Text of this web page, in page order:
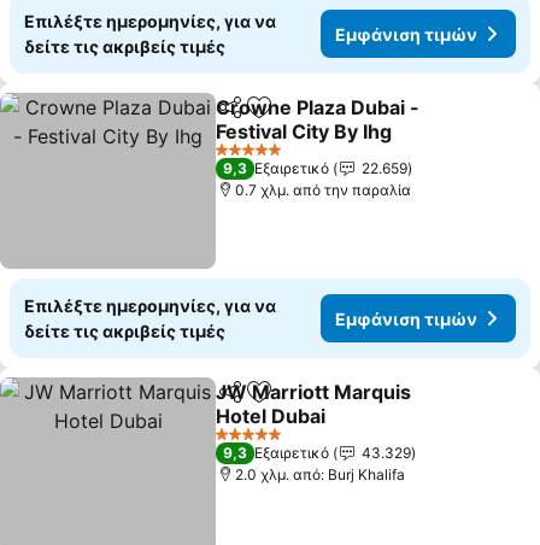
Επιλέξτε ημερομηνίες, για να
δείτε τις ακριβείς τιμές
Εμφάνιση τιμών
Κοινοποίηση
Προσθήκη στα αγαπημένα
Crowne Plaza Dubai -
Festival City By Ihg
5 Αστέρια
9,3 Εξαιρετικό
22.659
0.7 χλμ. από την παραλία
Επιλέξτε ημερομηνίες, για να
δείτε τις ακριβείς τιμές
Εμφάνιση τιμών
Κοινοποίηση
Προσθήκη στα αγαπημένα
JW Marriott Marquis
Hotel Dubai
5 Αστέρια
9,3 Εξαιρετικό
43.329
2.0 χλμ. από: Burj Khalifa